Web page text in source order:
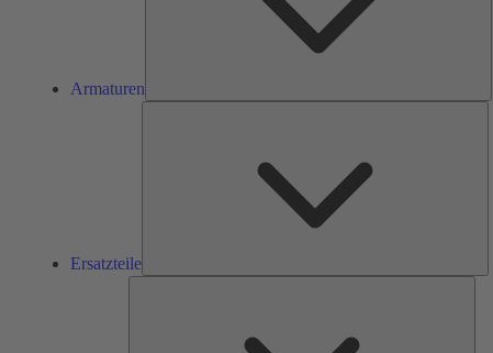
Armaturen
Ersatzteile